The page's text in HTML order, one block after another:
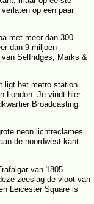
op een paar
met meer dan 300
dan 9 miljoen
Selfridges, Marks &
ligt het metro station
London. Je vindt hier
Broadcasting
neon lichtreclames.
de noordwest kant
van 1805.
zeeslag de vloot van
Leicester Square is